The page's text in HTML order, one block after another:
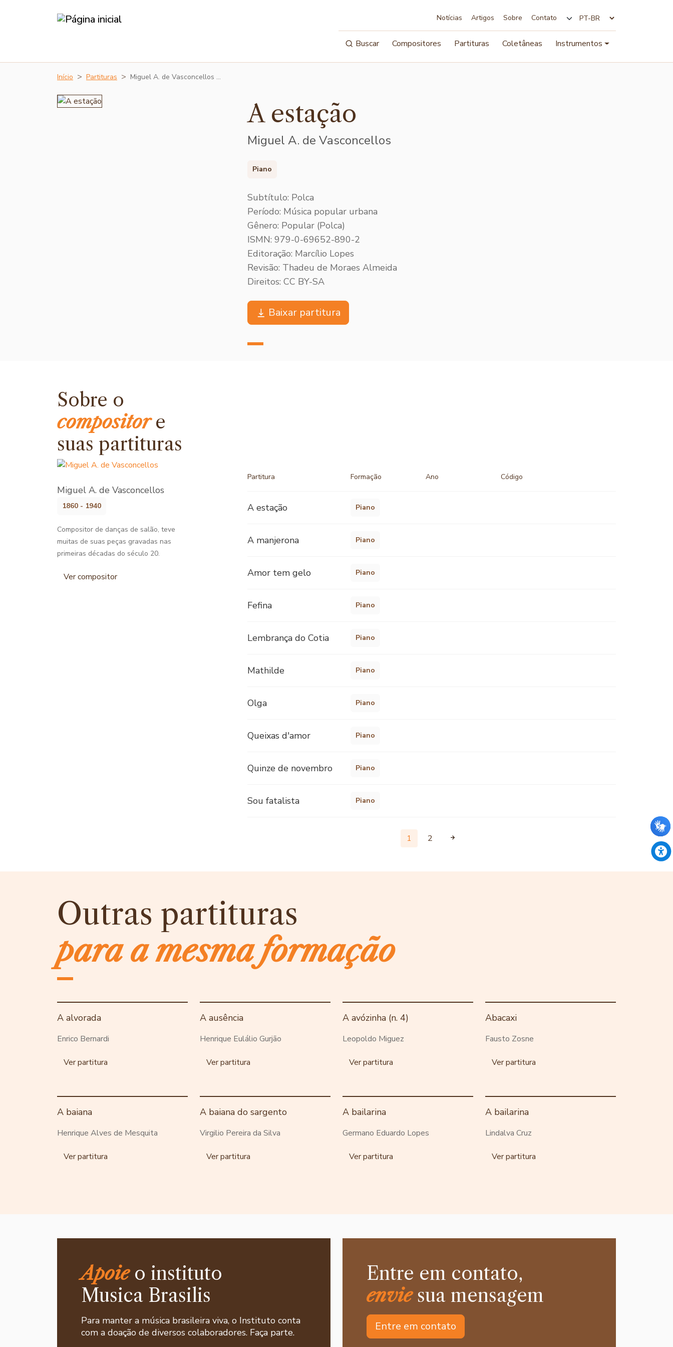
Notícias Artigos Sobre Contato
Buscar Compositores Partituras Coletâneas Instrumentos
Início Partituras Miguel A. de Vasconcellos …
A estação
Miguel A. de Vasconcellos
Piano
Subtítulo: Polca
Período: Música popular urbana
Gênero: Popular (Polca)
ISMN: 979-0-69652-890-2
Editoração: Marcílio Lopes
Revisão: Thadeu de Moraes Almeida
Direitos: CC BY-SA
Baixar partitura
Sobre o
compositore
suas partituras
Miguel A. de Vasconcellos
1860 - 1940
Compositor de danças de salão, teve
muitas de suas peças gravadas nas
primeiras décadas do século 20.
Ver compositor
Partitura Formação Ano Código
A estação Piano
A manjerona Piano
Amor tem gelo Piano
Fefina Piano
Lembrança do Cotia Piano
Mathilde Piano
Olga Piano
Queixas d'amor Piano
Quinze de novembro Piano
Sou fatalista Piano
1 2
Outras partituras
para a mesma formação
A alvorada
Enrico Bernardi
Ver partitura
A ausência
Henrique Eulálio Gurjão
Ver partitura
A avózinha (n. 4)
Leopoldo Miguez
Ver partitura
Abacaxi
Fausto Zosne
Ver partitura
A baiana
Henrique Alves de Mesquita
Ver partitura
A baiana do sargento
Virgilio Pereira da Silva
Ver partitura
A bailarina
Germano Eduardo Lopes
Ver partitura
A bailarina
Lindalva Cruz
Ver partitura
Apoieo instituto
Musica Brasilis
Para manter a música brasileira viva, o Instituto conta
com a doação de diversos colaboradores. Faça parte.
Entre em contato,
enviesua mensagem
Entre em contato